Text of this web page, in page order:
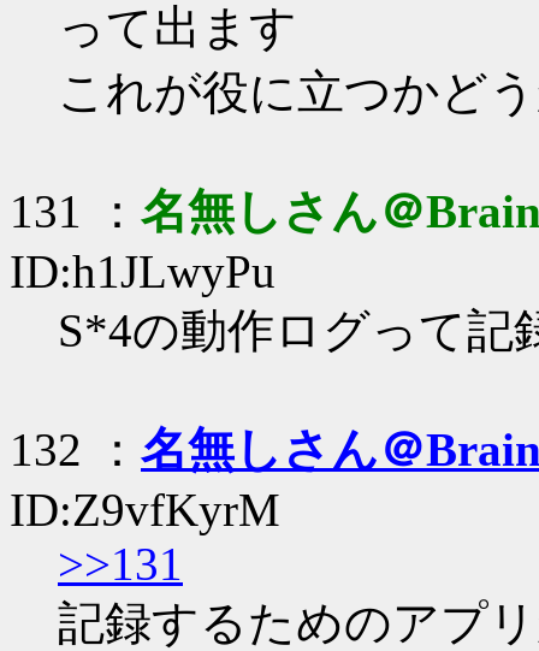
って出ます
これが役に立つかど
131 ： 名無しさん＠
ID:h1JLwyPu
S*4の動作ログって記
132 ： 名無しさん＠
ID:Z9vfKyrM
>>131
記録するためのアプ